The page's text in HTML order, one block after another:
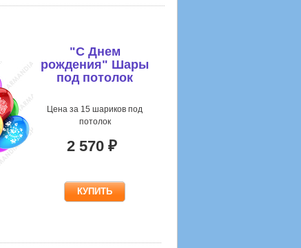
"С Днем
рождения" Шары
под потолок
Цена за 15 шариков под
потолок
2 570 ₽